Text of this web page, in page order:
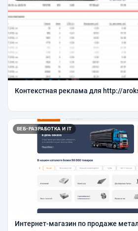
Контекстная реклама для http://
ВЕБ-РАЗРАБОТКА И IT
Интернет-магазин по продаже